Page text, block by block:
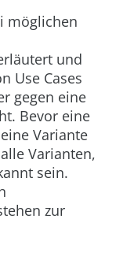
möglichen
und
Use Cases
gegen eine
Bevor eine
Variante
Varianten,
sein.
zur